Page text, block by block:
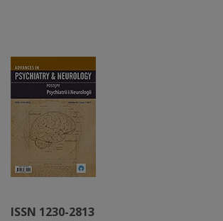
ISSN 1230-2813